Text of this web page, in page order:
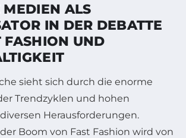
ALS
IN DER DEBATTE
FASHION UND
sieht sich durch die enorme
Trendzyklen und hohen
Herausforderungen.
Boom von Fast Fashion wird von